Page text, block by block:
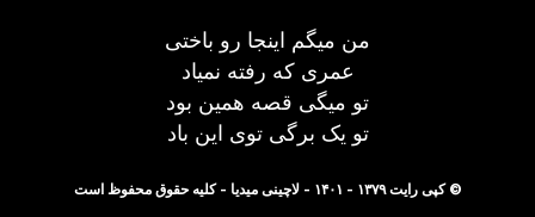
من میگم اینجا رو باختی
عمری که رفته نمیاد
تو میگی قصه همین بود
تو یک برگی توی این باد
© کپی رایت ۱۳۷۹ - ۱۴۰۱ - لاچینی میدیا - کلیه حقوق محفوظ است